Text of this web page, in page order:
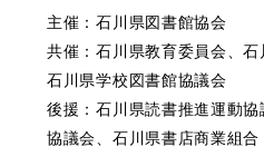
主催：石川県図書館協会
共催：石川県教育委員会、石
石川県学校図書館協議会
後援：石川県読書推進運動
協議会、石川県書店商業組合